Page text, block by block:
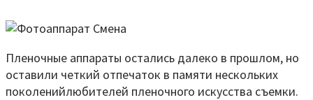
Пленочные аппараты остались далеко в прошлом, но
оставили четкий отпечаток в памяти нескольких
поколенийлюбителей пленочного искусства съемки.